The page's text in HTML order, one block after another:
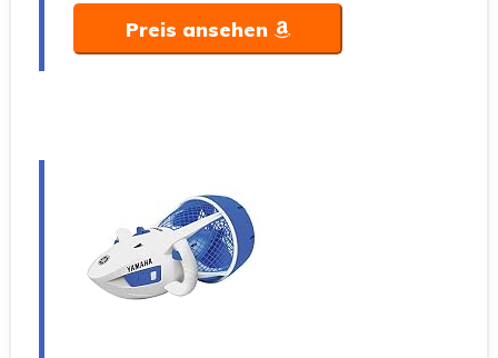
Preis ansehen